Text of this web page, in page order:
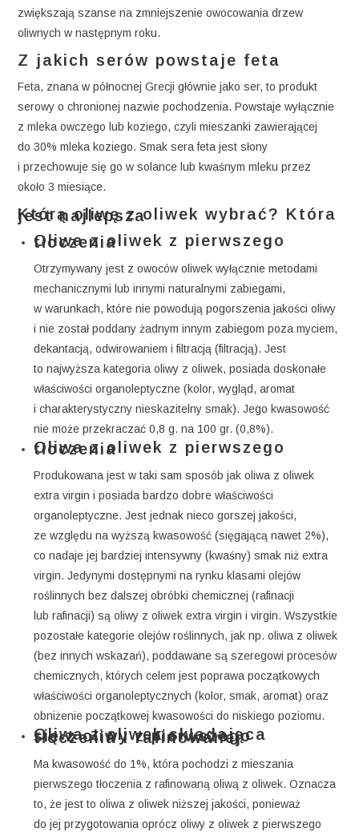
zwiększają szanse na zmniejszenie owocowania drzew
oliwnych w następnym roku.
Z jakich serów powstaje feta
Feta, znana w północnej Grecji głównie jako ser, to produkt
serowy o chronionej nazwie pochodzenia. Powstaje wyłącznie
z mleka owczego lub koziego, czyli mieszanki zawierającej
do 30% mleka koziego. Smak sera feta jest słony
i przechowuje się go w solance lub kwaśnym mleku przez
około 3 miesiące.
Którą oliwę z oliwek wybrać? Która jest najlepsza
Oliwa z oliwek z pierwszego tłoczenia
Otrzymywany jest z owoców oliwek wyłącznie metodami
mechanicznymi lub innymi naturalnymi zabiegami,
w warunkach, które nie powodują pogorszenia jakości oliwy
i nie został poddany żadnym innym zabiegom poza myciem,
dekantacją, odwirowaniem i filtracją (filtracją). Jest
to najwyższa kategoria oliwy z oliwek, posiada doskonałe
właściwości organoleptyczne (kolor, wygląd, aromat
i charakterystyczny nieskazitelny smak). Jego kwasowość
nie może przekraczać 0,8 g. na 100 gr. (0,8%).
Oliwa z oliwek z pierwszego tłoczenia
Produkowana jest w taki sam sposób jak oliwa z oliwek
extra virgin i posiada bardzo dobre właściwości
organoleptyczne. Jest jednak nieco gorszej jakości,
ze względu na wyższą kwasowość (sięgającą nawet 2%),
co nadaje jej bardziej intensywny (kwaśny) smak niż extra
virgin. Jedynymi dostępnymi na rynku klasami olejów
roślinnych bez dalszej obróbki chemicznej (rafinacji
lub rafinacji) są oliwy z oliwek extra virgin i virgin. Wszystkie
pozostałe kategorie olejów roślinnych, jak np. oliwa z oliwek
(bez innych wskazań), poddawane są szeregowi procesów
chemicznych, których celem jest poprawa początkowych
właściwości organoleptycznych (kolor, smak, aromat) oraz
obniżenie początkowej kwasowości do niskiego poziomu.
Oliwa z oliwek składająca się z oliwy z pierwszego tłoczenia i rafinowanej
Ma kwasowość do 1%, która pochodzi z mieszania
pierwszego tłoczenia z rafinowaną oliwą z oliwek. Oznacza
to, że jest to oliwa z oliwek niższej jakości, ponieważ
do jej przygotowania oprócz oliwy z oliwek z pierwszego